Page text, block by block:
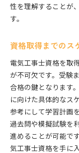
性を理解することが
す。
資格取得までのス
電気工事士資格を取
が不可欠です。受験
合格の鍵となります
に向けた具体的なス
参考にして学習計画
過去問や模擬試験を
進めることが可能で
気工事士資格を手に